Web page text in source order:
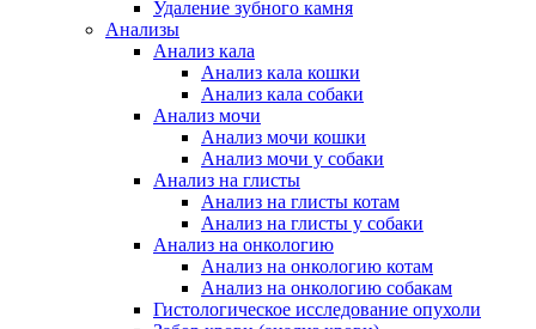
Удаление зубного камня
Анализы
Анализ кала
Анализ кала кошки
Анализ кала собаки
Анализ мочи
Анализ мочи кошки
Анализ мочи у собаки
Анализ на глисты
Анализ на глисты котам
Анализ на глисты у собаки
Анализ на онкологию
Анализ на онкологию котам
Анализ на онкологию собакам
Гистологическое исследование опухоли